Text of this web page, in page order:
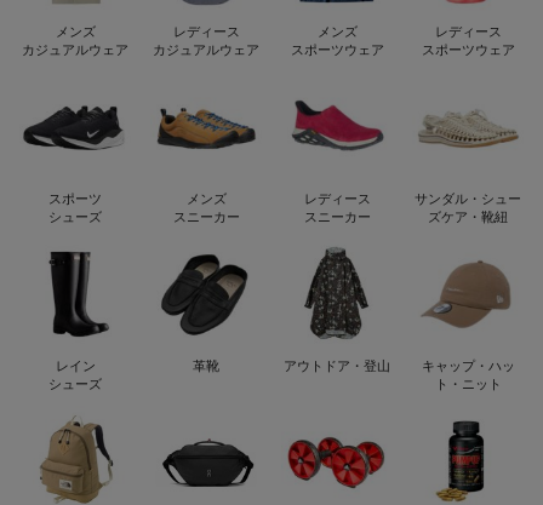
メンズ
カジュアルウェア
レディース
カジュアルウェア
メンズ
スポーツウェア
レディース
スポーツウェア
スポーツ
シューズ
メンズ
スニーカー
レディース
スニーカー
サンダル・シュー
ズケア・靴紐
レイン
シューズ
革靴 アウトドア・登山
キャップ・ハッ
ト・ニット